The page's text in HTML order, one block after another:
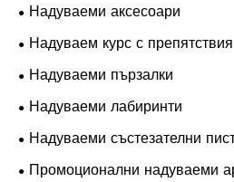
Надуваеми аксесоари
Надуваем курс с препятствия
Надуваеми пързалки
Надуваеми лабиринти
Надуваеми състезателни
Промоционални надуваеми